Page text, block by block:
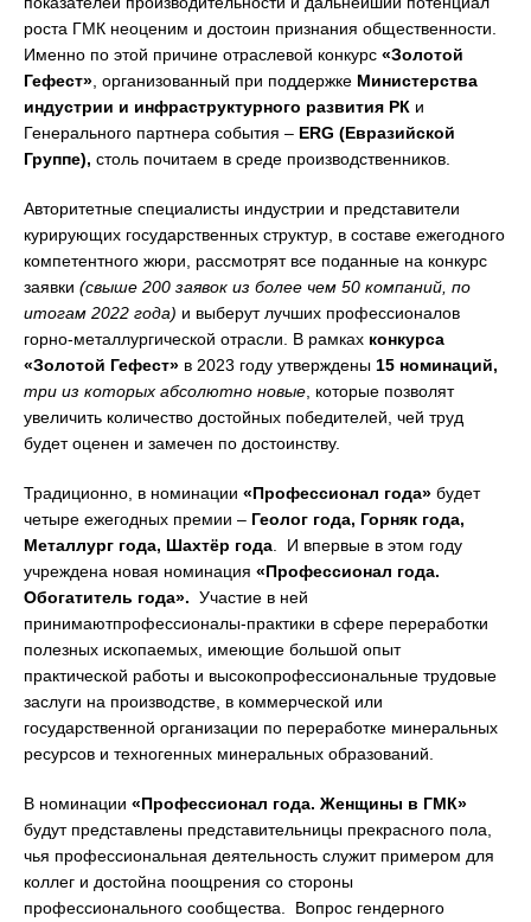
роста ГМК неоценим и достоин признания общественности.
Именно по этой причине отраслевой конкурс «Золотой
Гефест» , организованный при поддержке Министерства
индустрии и инфраструктурного развития РК и
Генерального партнера события – ERG (Евразийской
Группе), столь почитаем в среде производственников.
Авторитетные специалисты индустрии и представители
курирующих государственных структур, в составе ежегодного
компетентного жюри, рассмотрят все поданные на конкурс
заявки (свыше 200 заявок из более чем 50 компаний, по
итогам 2022 года) и выберут лучших профессионалов
горно-металлургической отрасли. В рамках конкурса
«Золотой Гефест» в 2023 году утверждены 15 номинаций,
три из которых абсолютно новые , которые позволят
увеличить количество достойных победителей, чей труд
будет оценен и замечен по достоинству.
Традиционно, в номинации «Профессионал года» будет
четыре ежегодных премии – Геолог года, Горняк года,
Металлург года, Шахтёр года . И впервые в этом году
учреждена новая номинация «Профессионал года.
Обогатитель года». Участие в ней
принимаютпрофессионалы-практики в сфере переработки
полезных ископаемых, имеющие большой опыт
практической работы и высокопрофессиональные трудовые
заслуги на производстве, в коммерческой или
государственной организации по переработке минеральных
ресурсов и техногенных минеральных образований.
В номинации «Профессионал года. Женщины в ГМК»
будут представлены представительницы прекрасного пола,
чья профессиональная деятельность служит примером для
коллег и достойна поощрения со стороны
профессионального сообщества. Вопрос гендерного